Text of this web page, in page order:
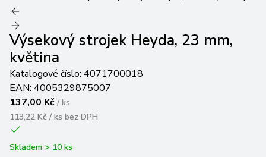
Výsekový strojek Heyda, 23 mm,
květina
Katalogové číslo: 4071700018
EAN: 4005329875007
137,00 Kč / ks
113,22 Kč / ks bez DPH
Skladem > 10 ks